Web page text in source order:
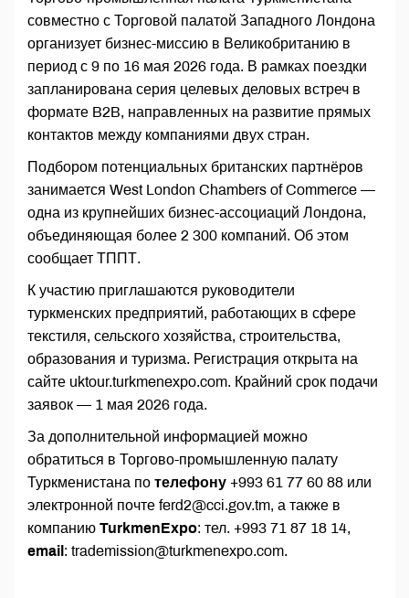
совместно с Торговой палатой Западного Лондона
организует бизнес-миссию в Великобританию в
период с 9 по 16 мая 2026 года. В рамках поездки
запланирована серия целевых деловых встреч в
формате B2B, направленных на развитие прямых
контактов между компаниями двух стран.
Подбором потенциальных британских партнёров
занимается West London Chambers of Commerce —
одна из крупнейших бизнес-ассоциаций Лондона,
объединяющая более 2 300 компаний. Об этом
сообщает ТППТ.
К участию приглашаются руководители
туркменских предприятий, работающих в сфере
текстиля, сельского хозяйства, строительства,
образования и туризма. Регистрация открыта на
сайте uktour.turkmenexpo.com. Крайний срок подачи
заявок — 1 мая 2026 года.
За дополнительной информацией можно
обратиться в Торгово-промышленную палату
Туркменистана по телефону +993 61 77 60 88 или
электронной почте ferd2@cci.gov.tm, а также в
компанию TurkmenExpo: тел. +993 71 87 18 14,
email : trademission@turkmenexpo.com.